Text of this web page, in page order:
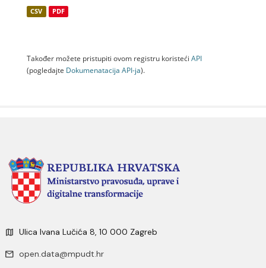
CSV PDF
Također možete pristupiti ovom registru koristeći API
(pogledajte Dokumenаtаcijа API-jа).